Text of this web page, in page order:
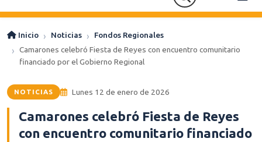
Inicio Noticias
Fondos Regionales
Camarones celebró Fiesta de Reyes con encuentro comunitario
financiado por el Gobierno Regional
NOTICIAS Lunes 12 de enero de 2026
Camarones celebró Fiesta de Reyes
con encuentro comunitario financiado